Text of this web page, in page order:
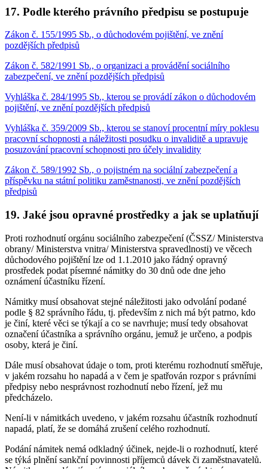
17. Podle kterého právního předpisu se postupuje
Zákon č. 155/1995 Sb., o důchodovém pojištění, ve znění
pozdějších předpisů
Zákon č. 582/1991 Sb., o organizaci a provádění sociálního
zabezpečení, ve znění pozdějších předpisů
Vyhláška č. 284/1995 Sb., kterou se provádí zákon o důchodovém
pojištění, ve znění pozdějších předpisů
Vyhláška č. 359/2009 Sb., kterou se stanoví procentní míry poklesu
pracovní schopnosti a náležitosti posudku o invaliditě a upravuje
posuzování pracovní schopnosti pro účely invalidity
Zákon č. 589/1992 Sb., o pojistném na sociální zabezpečení a
příspěvku na státní politiku zaměstnanosti, ve znění pozdějších
předpisů
19. Jaké jsou opravné prostředky a jak se uplatňují
Proti rozhodnutí orgánu sociálního zabezpečení (ČSSZ/ Ministerstva
obrany/ Ministerstva vnitra/ Ministerstva spravedlnosti) ve věcech
důchodového pojištění lze od 1.1.2010 jako řádný opravný
prostředek podat písemné námitky do 30 dnů ode dne jeho
oznámení účastníku řízení.
Námitky musí obsahovat stejné náležitosti jako odvolání podané
podle § 82 správního řádu, tj. především z nich má být patrno, kdo
je činí, které věci se týkají a co se navrhuje; musí tedy obsahovat
označení účastníka a správního orgánu, jemuž je určeno, a podpis
osoby, která je činí.
Dále musí obsahovat údaje o tom, proti kterému rozhodnutí směřuje,
v jakém rozsahu ho napadá a v čem je spatřován rozpor s právními
předpisy nebo nesprávnost rozhodnutí nebo řízení, jež mu
předcházelo.
Není-li v námitkách uvedeno, v jakém rozsahu účastník rozhodnutí
napadá, platí, že se domáhá zrušení celého rozhodnutí.
Podání námitek nemá odkladný účinek, nejde-li o rozhodnutí, které
se týká plnění sankční povinnosti příjemců dávek či zaměstnavatelů.